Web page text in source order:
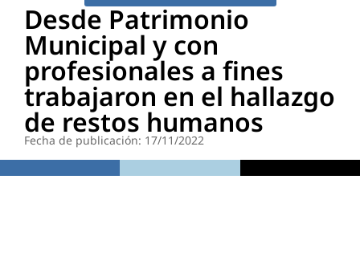
Desde Patrimonio
Municipal y con
profesionales a fines
trabajaron en el hallazgo
de restos humanos
Fecha de publicación: 17/11/2022